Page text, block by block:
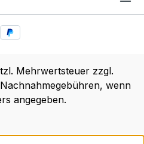
Mehrwertsteuer zzgl.
wenn
angegeben.